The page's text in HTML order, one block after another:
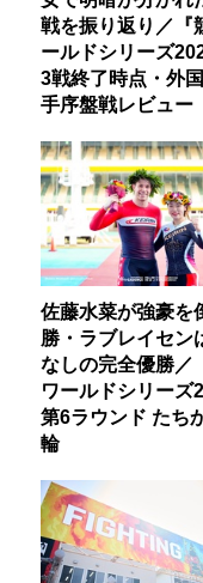
戦を振り返り／『
ールドシリーズ
3戦終了時点・外
手序盤戦レビュー
佐藤水菜が強豪を
勝・ラブレイセン
なしの完全優勝／
ワールドシリーズ
第6ラウンド たち
輪